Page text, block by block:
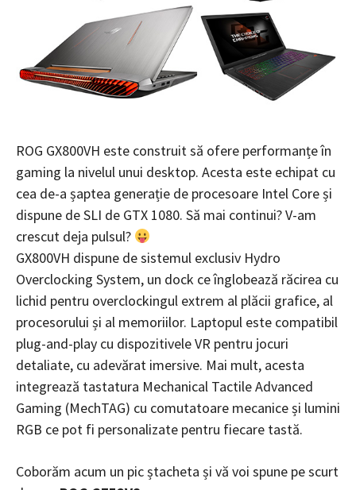
ROG GX800VH este construit să ofere performanțe în
gaming la nivelul unui desktop. Acesta este echipat cu
cea de-a șaptea generație de procesoare Intel Core și
dispune de SLI de GTX 1080. Să mai continui? V-am
crescut deja pulsul?
GX800VH dispune de sistemul exclusiv Hydro
Overclocking System, un dock ce înglobează răcirea cu
lichid pentru overclockingul extrem al plăcii grafice, al
procesorului și al memoriilor. Laptopul este compatibil
plug-and-play cu dispozitivele VR pentru jocuri
detaliate, cu adevărat imersive. Mai mult, acesta
integrează tastatura Mechanical Tactile Advanced
Gaming (MechTAG) cu comutatoare mecanice și lumini
RGB ce pot fi personalizate pentru fiecare tastă.
Coborăm acum un pic ștacheta și vă voi spune pe scurt